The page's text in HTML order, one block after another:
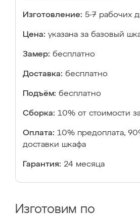
Изготовление: 5-7 рабочих
Цена: указана за базовый
Замер: бесплатно
Доставка: бесплатно
Подъём: бесплатно
Сборка: 10% от стоимости
Оплата: 10% предоплата,
доставки шкафа
Гарантия: 24 месяца
Изготовим по